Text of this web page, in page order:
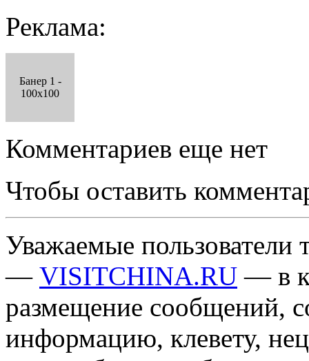
Реклама:
Банер 1 -
100x100
Комментариев еще нет
Чтобы оставить
Уважаемые пользователи
— VISITCHINA.RU — в
размещение сообщений,
информацию, клевету,